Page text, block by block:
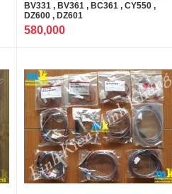
BV331 , BV361 , BC361 , CY550 ,
DZ600 , DZ601
580,000